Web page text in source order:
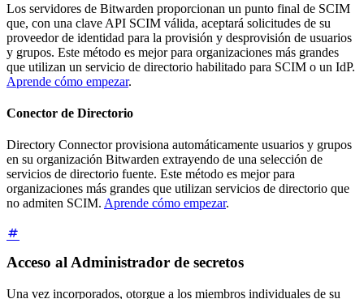
Los servidores de Bitwarden proporcionan un punto final de SCIM
que, con una clave API SCIM válida, aceptará solicitudes de su
proveedor de identidad para la provisión y desprovisión de usuarios
y grupos. Este método es mejor para organizaciones más grandes
que utilizan un servicio de directorio habilitado para SCIM o un IdP.
Aprende cómo empezar.
Conector de Directorio
Directory Connector provisiona automáticamente usuarios y grupos
en su organización Bitwarden extrayendo de una selección de
servicios de directorio fuente. Este método es mejor para
organizaciones más grandes que utilizan servicios de directorio que
no admiten SCIM. Aprende cómo empezar.
Acceso al Administrador de secretos
Una vez incorporados, otorgue a los miembros individuales de su